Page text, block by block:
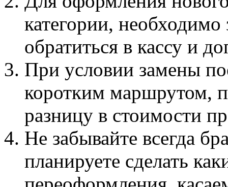
категории, необходимо
обратиться в кассу и
При условии замены
коротким маршрутом,
разницу в стоимости
Не забывайте всегда
планируете сделать